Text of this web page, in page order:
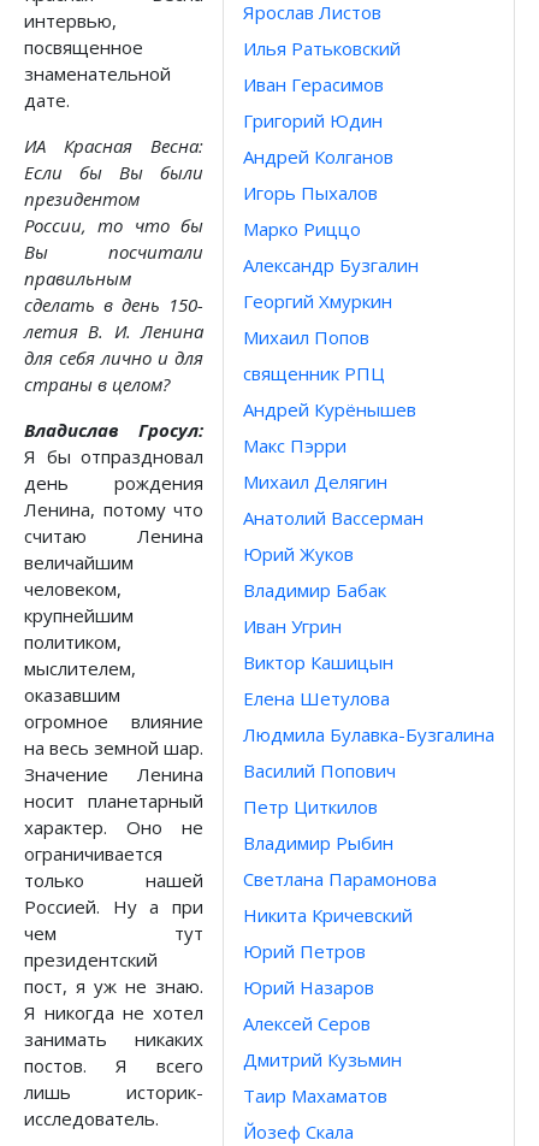
Ярослав Листов
Илья Ратьковский
Иван Герасимов
Григорий Юдин
Андрей Колганов
Игорь Пыхалов
Марко Риццо
Александр Бузгалин
Георгий Хмуркин
Михаил Попов
священник РПЦ
Андрей Курёнышев
Макс Пэрри
Михаил Делягин
Анатолий Вассерман
Юрий Жуков
Владимир Бабак
Иван Угрин
Виктор Кашицын
Елена Шетулова
Людмила Булавка-Бузгалина
Василий Попович
Петр Циткилов
Владимир Рыбин
Светлана Парамонова
Никита Кричевский
Юрий Петров
Юрий Назаров
Алексей Серов
Дмитрий Кузьмин
Таир Махаматов
Йозеф Скала
интервью,
посвященное
знаменательной
дате.
ИА Красная Весна:
Если бы Вы были
президентом
России, то что бы
Вы посчитали
правильным
сделать в день 150-
летия В. И. Ленина
для себя лично и для
страны в целом?
Владислав Гросул:
Я бы отпраздновал
день рождения
Ленина, потому что
считаю Ленина
величайшим
человеком,
крупнейшим
политиком,
мыслителем,
оказавшим
огромное влияние
на весь земной шар.
Значение Ленина
носит планетарный
характер. Оно не
ограничивается
только нашей
Россией. Ну а при
чем тут
президентский
пост, я уж не знаю.
Я никогда не хотел
занимать никаких
постов. Я всего
лишь историк-
исследователь.